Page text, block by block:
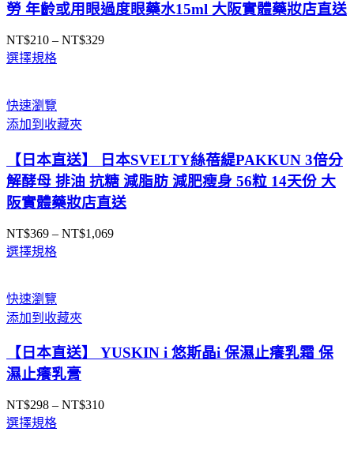
勞 年齡或用眼過度眼藥水15ml 大阪實體藥妝店直送
NT$210 – NT$329價
選擇規格
快速瀏覽
添加到收藏夾
【日本直送】 日本SVELTY絲蓓緹PAKKUN 3倍分
解酵母 排油 抗糖 減脂肪 減肥瘦身 56粒 14天份 大
阪實體藥妝店直送
NT$369 – NT$1,069價
選擇規格
快速瀏覽
添加到收藏夾
【日本直送】 YUSKIN i 悠斯晶i 保濕止癢乳霜 保
濕止癢乳膏
NT$298 – NT$310價
選擇規格